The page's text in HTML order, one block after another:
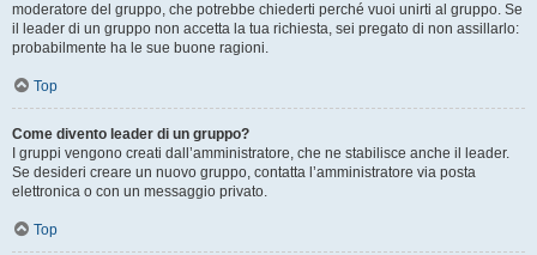
moderatore del gruppo, che potrebbe chiederti perché vuoi unirti al gruppo. Se
il leader di un gruppo non accetta la tua richiesta, sei pregato di non assillarlo:
probabilmente ha le sue buone ragioni.
Top
Come divento leader di un gruppo?
I gruppi vengono creati dall’amministratore, che ne stabilisce anche il leader.
Se desideri creare un nuovo gruppo, contatta l’amministratore via posta
elettronica o con un messaggio privato.
Top